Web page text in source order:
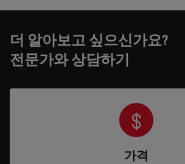
더 알아보고 싶으신가요?
전문가와 상담하기
가격